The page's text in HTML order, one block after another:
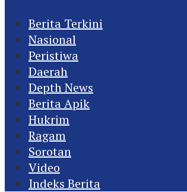
Berita Terkini
Nasional
Peristiwa
Daerah
Depth News
Berita Apik
Hukrim
Ragam
Sorotan
Video
Indeks Berita